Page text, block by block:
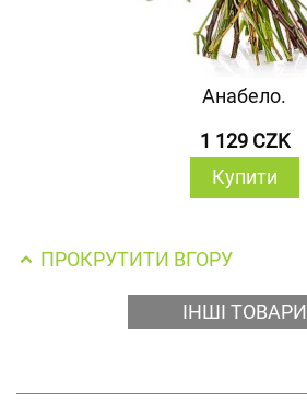
Анабело.
1 129 CZK
Купити
ПРОКРУТИТИ ВГОРУ
ІНШІ ТОВАРИ